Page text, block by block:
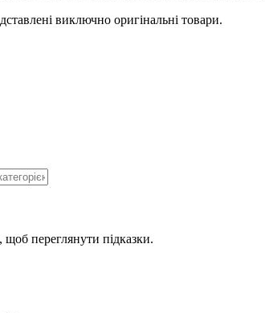
виключно оригінальні товари.
переглянути підказки.